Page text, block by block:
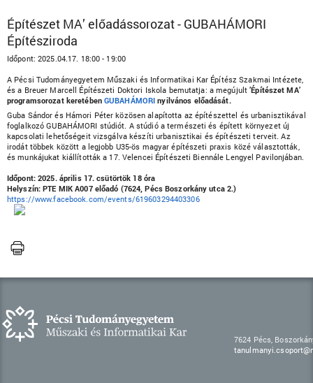
Építészet MA’ előadássorozat - GUBAHÁMORI
Építésziroda
Időpont:2025.04.17. 18:00 - 19:00
A Pécsi Tudományegyetem Műszaki és Informatikai Kar Építész Szakmai Intézete,
és a Breuer Marcell Építészeti Doktori Iskola bemutatja: a megújult’Építészet MA’
programsorozat keretébenGUBAHÁMORI nyilvános előadását.
Guba Sándor és Hámori Péter közösen alapította az építészettel és urbanisztikával
foglalkozó GUBAHÁMORI stúdiót. A stúdió a természeti és épített környezet új
kapcsolati lehetőségeit vizsgálva készíti urbanisztikai és építészeti terveit. Az
irodát többek között a legjobb U35-ös magyar építészeti praxis közé választották,
és munkájukat kiállították a 17. Velencei Építészeti Biennále Lengyel Pavilonjában.
Időpont: 2025. április 17. csütörtök 18 óra
Helyszín: PTE MIK A007 előadó (7624, Pécs Boszorkány utca 2.)
https://www.facebook.com/events/619603294403306
7624 Pécs,